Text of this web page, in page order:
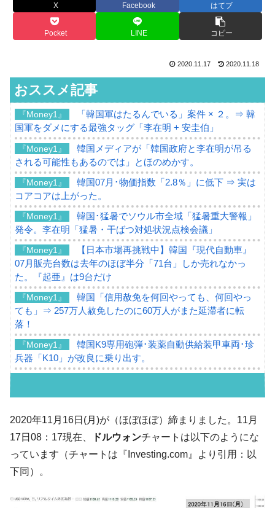
X Facebook はてブ
Pocket LINE コピー
2020.11.17 2020.11.18
おススメ記事
『Money1』
「韓国軍はたるんでいる」案件 × ２。⇒ 韓
国軍をダメにする最強タッグ「李在明 + 安圭伯」
『Money1』
韓国メディアが「韓国政府と李在明が吊る
される可能性もあるのでは」とほのめかす。
『Money1』
韓国07月･物価指数「2.8％」に低下 ⇒ 実は
コアコアは上がった。
『Money1』
韓国･猛暑でソウル市全域「猛暑重大警報」
発令。李在明「猛暑・干ばつ対処状況点検会議」
『Money1』
【日本市場再挑戦中】韓国『現代自動車』
07月販売台数は去年のほぼ半分「71台」しか売れなかっ
た。『起亜』は9台だけ
『Money1』
韓国「信用赦免を何回やっても、何回やっ
ても」⇒ 257万人赦免したのに60万人がまた延滞者に転
落！
『Money1』
韓国K9専用砲弾･装薬自動供給装甲車両･珍
兵器「K10」が改良に乗り出す。
韓国･李在明「青年層の雇用状況が悪い。せ
や、若者に起業させよう」⇒ どんな雇用対策だソレ。
ル。外平債の発行「19.4億ドル」
2020年11月16日(月)が（ほぼほぼ）締まりました。11月
17日08：17現在、
ドルウォンチャートは以下のようにな
っています（チャートは『Investing.com』より引用：以
下同）。